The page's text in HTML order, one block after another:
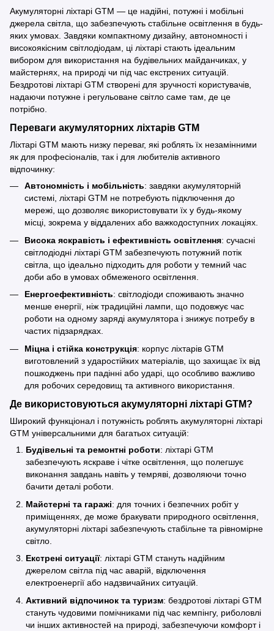
Акумуляторні ліхтарі GTM — це надійні, потужні і мобільні
джерела світла, що забезпечують стабільне освітлення в будь-
яких умовах. Завдяки компактному дизайну, автономності і
високоякісним світлодіодам, ці ліхтарі стають ідеальним
вибором для використання на будівельних майданчиках, у
майстернях, на природі чи під час екстрених ситуацій.
Бездротові ліхтарі GTM створені для зручності користувачів,
надаючи потужне і регульоване світло саме там, де це
потрібно.
Переваги акумуляторних ліхтарів GTM
Ліхтарі GTM мають низку переваг, які роблять їх незамінними
як для професіоналів, так і для любителів активного
відпочинку:
Автономність і мобільність: завдяки акумуляторній
системі, ліхтарі GTM не потребують підключення до
мережі, що дозволяє використовувати їх у будь-якому
місці, зокрема у віддалених або важкодоступних локаціях.
Висока яскравість і ефективність освітлення: сучасні
світлодіодні ліхтарі GTM забезпечують потужний потік
світла, що ідеально підходить для роботи у темний час
доби або в умовах обмеженого освітлення.
Енергоефективність: світлодіоди споживають значно
менше енергії, ніж традиційні лампи, що подовжує час
роботи на одному заряді акумулятора і знижує потребу в
частих підзарядках.
Міцна і стійка конструкція: корпус ліхтарів GTM
виготовлений з ударостійких матеріалів, що захищає їх від
пошкоджень при падінні або ударі, що особливо важливо
для робочих середовищ та активного використання.
Де використовуються акумуляторні ліхтарі GTM?
Широкий функціонал і потужність роблять акумуляторні ліхтарі
GTM універсальними для багатьох ситуацій:
Будівельні та ремонтні роботи: ліхтарі GTM
забезпечують яскраве і чітке освітлення, що полегшує
виконання завдань навіть у темряві, дозволяючи точно
бачити деталі роботи.
Майстерні та гаражі: для точних і безпечних робіт у
приміщеннях, де може бракувати природного освітлення,
акумуляторні ліхтарі забезпечують стабільне та рівномірне
світло.
Екстрені ситуації: ліхтарі GTM стануть надійним
джерелом світла під час аварій, відключення
електроенергії або надзвичайних ситуацій.
Активний відпочинок та туризм: бездротові ліхтарі GTM
стануть чудовими помічниками під час кемпінгу, риболовлі
чи інших активностей на природі, забезпечуючи комфорт і